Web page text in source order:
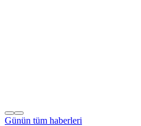
Günün tüm haberleri